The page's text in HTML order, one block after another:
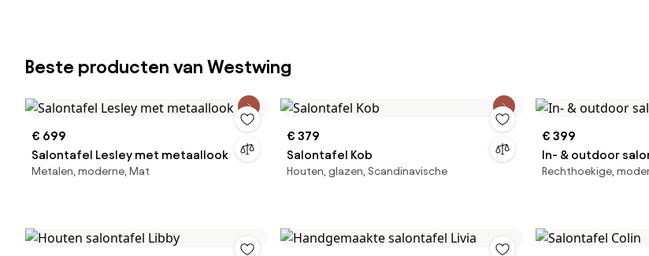
Beste producten van Westwing
€ 699
Salontafel Lesley met metaallook
Metalen, moderne, Mat
€ 379
Salontafel Kob
Houten, glazen, Scandinavische
€ 399
In- & outdoor
Rechthoekige,